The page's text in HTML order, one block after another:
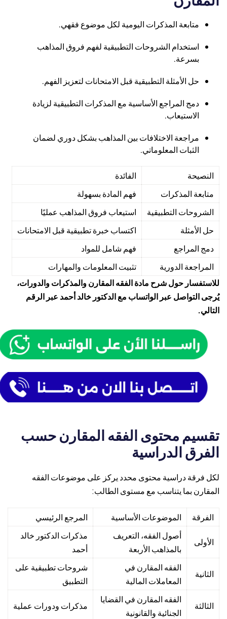
متابعة المذكرات اليومية لكل موضوع فقهي.
استخدام الشروحات التطبيقية لفهم فروق المذاهب
بسرعة.
حل الأمثلة التطبيقية قبل الامتحانات لتعزيز الفهم.
دمج المراجع الأساسية مع المذكرات التطبيقية لزيادة
الاستيعاب.
مراجعة الاختلافات بين المذاهب بشكل دوري لضمان
الثبات المعلوماتي.
النصيحة
الفائدة
متابعة المذكرات
فهم المادة بسهولة
الشروحات التطبيقية
استيعاب فروق المذاهب عمليًا
حل الأمثلة
اكتساب خبرة تطبيقية قبل الامتحانات
دمج المراجع
فهم شامل للمواد
المراجعة الدورية
تثبيت المعلومات والمهارات
للاستفسار حول شرح مادة الفقه المقارن والمذكرات والدورات،
يُرجى التواصل عبر الواتساب مع الدكتور خالد أحمد عبر الرقم
التالي.
تقسيم محتوى الفقه المقارن حسب
الفرق الدراسية
لكل فرقة دراسية محتوى محدد يركز على موضوعات الفقه
المقارن بما يتناسب مع مستوى الطالب:
الفرقة الموضوعات الأساسية المرجع الرئيسي
الأولى
أصول الفقه، التعريف
بالمذاهب الأربعة
مذكرات الدكتور خالد
أحمد
الثانية
الفقه المقارن في
المعاملات المالية
شروحات تطبيقية على
التطبيق
الثالثة
الفقه المقارن في القضايا
الجنائية والقانونية
مذكرات ودورات عملية